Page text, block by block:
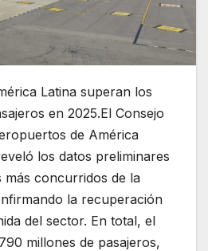
Latina superan los
en 2025.El Consejo
de América
los datos preliminares
concurridos de la
la recuperación
del sector. En total, el
millones de pasajeros,